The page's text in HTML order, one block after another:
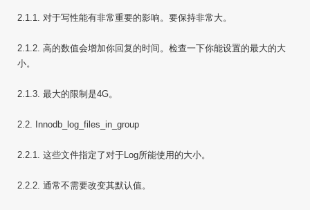
2.1.1. 对于写性能有非常重要的影响。要保持非常大。
2.1.2. 高的数值会增加你回复的时间。检查一下你能设置的最大的大
小。
2.1.3. 最大的限制是4G。
2.2. Innodb_log_files_in_group
2.2.1. 这些文件指定了对于Log所能使用的大小。
2.2.2. 通常不需要改变其默认值。